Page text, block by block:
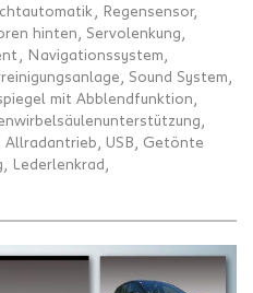
Regensensor,
hinten, Servolenkung,
Navigationssystem,
Sound System,
mit Abblendfunktion,
Allradantrieb, USB, Getönte
Lederlenkrad,